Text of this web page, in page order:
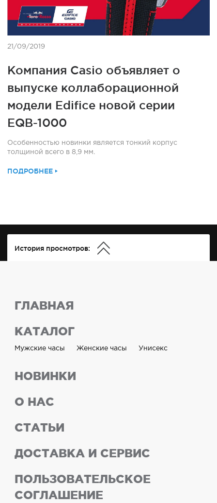
21/09/2019
Компания Casio объявляет о
выпуске коллаборационной
модели Edifice новой серии
EQB-1000
Особенностью новинки является тонкий корпус
толщиной всего в 8,9 мм.
ПОДРОБНЕЕ
История просмотров:
ГЛАВНАЯ
КАТАЛОГ
Мужские часы Женские часы Унисекс
НОВИНКИ
О НАС
СТАТЬИ
ДОСТАВКА И СЕРВИС
ПОЛЬЗОВАТЕЛЬСКОЕ
СОГЛАШЕНИЕ